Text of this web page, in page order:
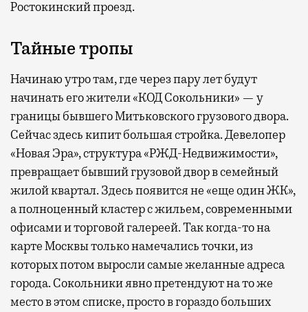
Ростокинский проезд.
Тайные тропы
Начинаю утро там, где через пару лет будут
начинать его жители «КОД Сокольники» — у
границы бывшего Митьковского грузового двора.
Сейчас здесь кипит большая стройка. Девелопер
«Новая Эра», структура «РЖД-Недвижимости»,
превращает бывший грузовой двор в семейный
жилой квартал. Здесь появится не «еще один ЖК»,
а полноценный кластер с жильем, современными
офисами и торговой галереей. Так когда-то на
карте Москвы только намечались точки, из
которых потом выросли самые желанные адреса
города. Сокольники явно претендуют на то же
место в этом списке, просто в гораздо больших